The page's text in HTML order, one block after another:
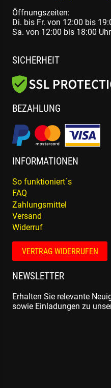
Öffnungszeiten:
Di. bis Fr. von 12:00 bis
Sa. von 12:00 bis 18:00 Uhr
SICHERHEIT
BEZAHLUNG
INFORMATIONEN
So funktioniert´s
FAQ
Zahlungsmittel
Versand
Widerruf
VERTRAG WIDERRUFEN
NEWSLETTER
Erhalten Sie relevante
sowie Einladungen zu